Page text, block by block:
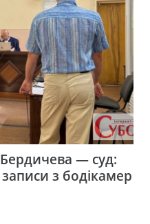
Бердичева — суд:
з бодікамер